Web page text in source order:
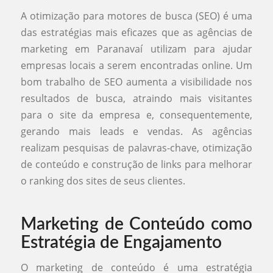
A otimização para motores de busca (SEO) é uma
das estratégias mais eficazes que as agências de
marketing em Paranavaí utilizam para ajudar
empresas locais a serem encontradas online. Um
bom trabalho de SEO aumenta a visibilidade nos
resultados de busca, atraindo mais visitantes
para o site da empresa e, consequentemente,
gerando mais leads e vendas. As agências
realizam pesquisas de palavras-chave, otimização
de conteúdo e construção de links para melhorar
o ranking dos sites de seus clientes.
Marketing de Conteúdo como
Estratégia de Engajamento
O marketing de conteúdo é uma estratégia